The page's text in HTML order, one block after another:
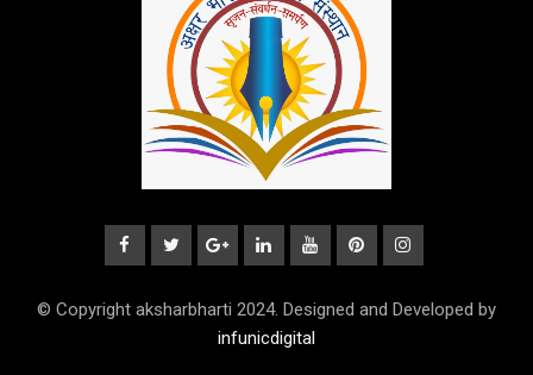
© Copyright aksharbharti 2024. Designed and Developed by
infunicdigital